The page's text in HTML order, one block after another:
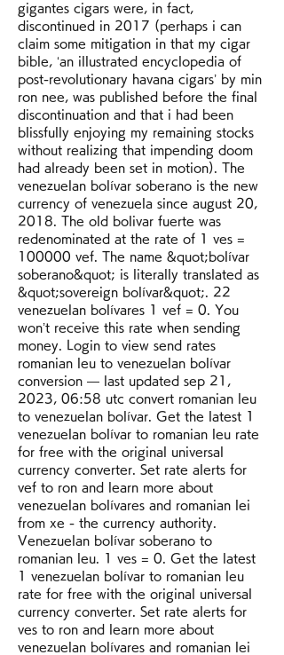
gigantes cigars were, in fact,
discontinued in 2017 (perhaps i can
claim some mitigation in that my cigar
bible, ‘an illustrated encyclopedia of
post-revolutionary havana cigars’ by min
ron nee, was published before the final
discontinuation and that i had been
blissfully enjoying my remaining stocks
without realizing that impending doom
had already been set in motion). The
venezuelan bolívar soberano is the new
currency of venezuela since august 20,
2018. The old bolivar fuerte was
redenominated at the rate of 1 ves =
100000 vef. The name &quot;bolívar
soberano&quot; is literally translated as
&quot;sovereign bolívar&quot;. 22
venezuelan bolívares 1 vef = 0. You
won’t receive this rate when sending
money. Login to view send rates
romanian leu to venezuelan bolívar
conversion — last updated sep 21,
2023, 06:58 utc convert romanian leu
to venezuelan bolívar. Get the latest 1
venezuelan bolívar to romanian leu rate
for free with the original universal
currency converter. Set rate alerts for
vef to ron and learn more about
venezuelan bolívares and romanian lei
from xe - the currency authority.
Venezuelan bolívar soberano to
romanian leu. 1 ves = 0. Get the latest
1 venezuelan bolívar to romanian leu
rate for free with the original universal
currency converter. Set rate alerts for
ves to ron and learn more about
venezuelan bolívares and romanian lei